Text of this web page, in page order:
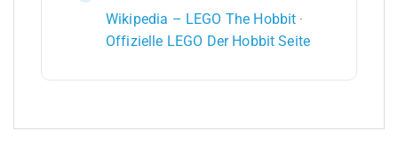
Wikipedia – LEGO The Hobbit ·
Offizielle LEGO Der Hobbit Seite